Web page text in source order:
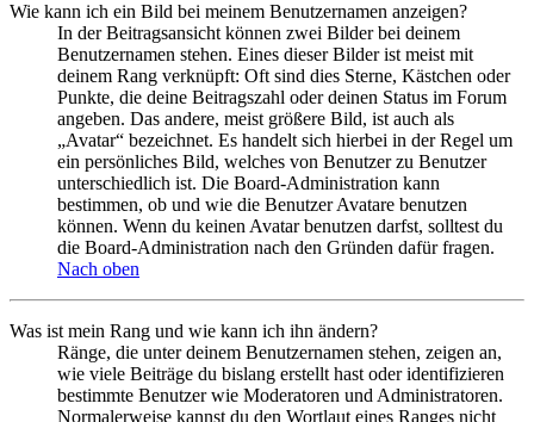
Wie kann ich ein Bild bei meinem Benutzernamen anzeigen?
In der Beitragsansicht können zwei Bilder bei deinem
Benutzernamen stehen. Eines dieser Bilder ist meist mit
deinem Rang verknüpft: Oft sind dies Sterne, Kästchen oder
Punkte, die deine Beitragszahl oder deinen Status im Forum
angeben. Das andere, meist größere Bild, ist auch als
„Avatar“ bezeichnet. Es handelt sich hierbei in der Regel um
ein persönliches Bild, welches von Benutzer zu Benutzer
unterschiedlich ist. Die Board-Administration kann
bestimmen, ob und wie die Benutzer Avatare benutzen
können. Wenn du keinen Avatar benutzen darfst, solltest du
die Board-Administration nach den Gründen dafür fragen.
Nach oben
Was ist mein Rang und wie kann ich ihn ändern?
Ränge, die unter deinem Benutzernamen stehen, zeigen an,
wie viele Beiträge du bislang erstellt hast oder identifizieren
bestimmte Benutzer wie Moderatoren und Administratoren.
Normalerweise kannst du den Wortlaut eines Ranges nicht